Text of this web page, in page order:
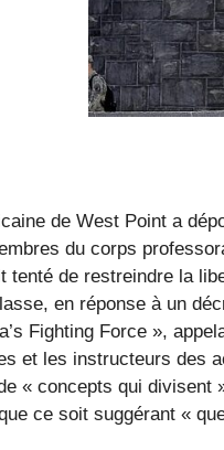
de West Point a
du corps
tenté de restreindre la
en réponse à un
Fighting Force »,
et les instructeurs des
« concepts qui
ce soit suggérant «